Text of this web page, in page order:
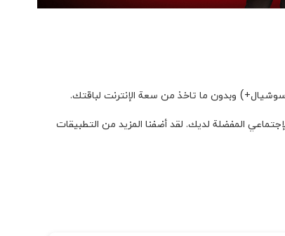
وبدون ما تاخذ من سعة الإنترنت لباقتك.
المفضلة لديك. لقد أضفنا المزيد من التطبيقات